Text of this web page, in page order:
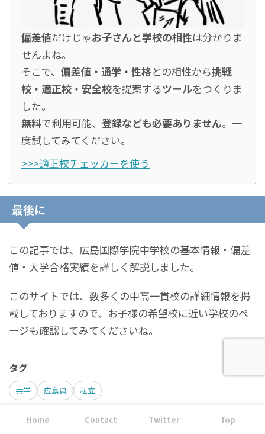
偏差値だけじゃお子さんと学校の相性は分かりま
せんよね。
そこで、 偏差値・通学・性格との相性から挑戦
校・適正校・安全校を提案するツールをつくりま
した。
無料で利用可能、 登録なども必要ありません。一
度試してみてください。
>>>適正校チェッカーを使う
最後に
この記事では、広島国際学院中学校の基本情報・偏差
値・大学合格実績を詳しく解説しました。
このサイトでは、数多くの中高一貫校の詳細情報を掲
載しておりますので、お子様の希望校に近い学校のペ
ージも確認してみてくださいね。
タグ
共学 広島県 私立
関連記事
Home Contact Twitter Top